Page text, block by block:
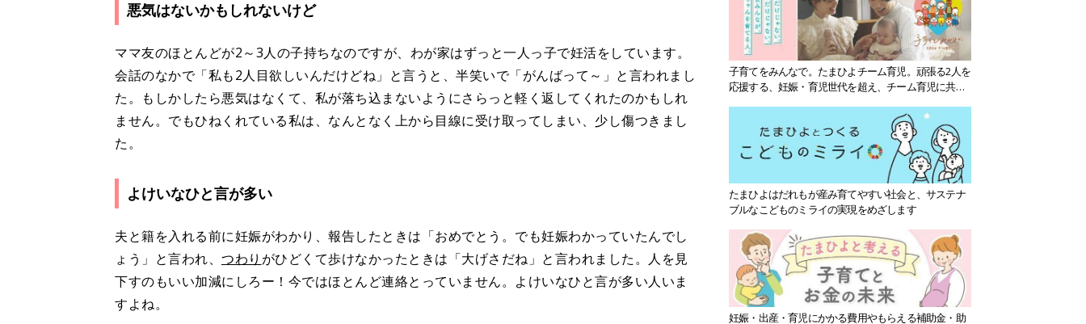
悪気はないかもしれないけど
ママ友のほとんどが2～3人の子持ちなのですが、わが家はずっと一人っ子で妊活をしています。
会話のなかで「私も2人目欲しいんだけどね」と言うと、半笑いで「がんばって～」と言われまし
た。もしかしたら悪気はなくて、私が落ち込まないようにさらっと軽く返してくれたのかもしれ
ません。でもひねくれている私は、なんとなく上から目線に受け取ってしまい、少し傷つきまし
た。
よけいなひと言が多い
夫と籍を入れる前に妊娠がわかり、報告したときは「おめでとう。でも妊娠わかっていたんでし
ょう」と言われ、 つわり がひどくて歩けなかったときは「大げさだね」と言われました。人を見
下すのもいい加減にしろー！今ではほとんど連絡とっていません。よけいなひと言が多い人いま
すよね。
子育てをみんなで。たまひよチーム育児。頑張る2人を
応援する、妊娠・育児世代を超え、チーム育児に共感
たまひよはだれもが産み育てやすい社会と、サステナ
ブルなこどものミライの実現をめざします
妊娠・出産・育児にかかる費用やもらえる補助金・助